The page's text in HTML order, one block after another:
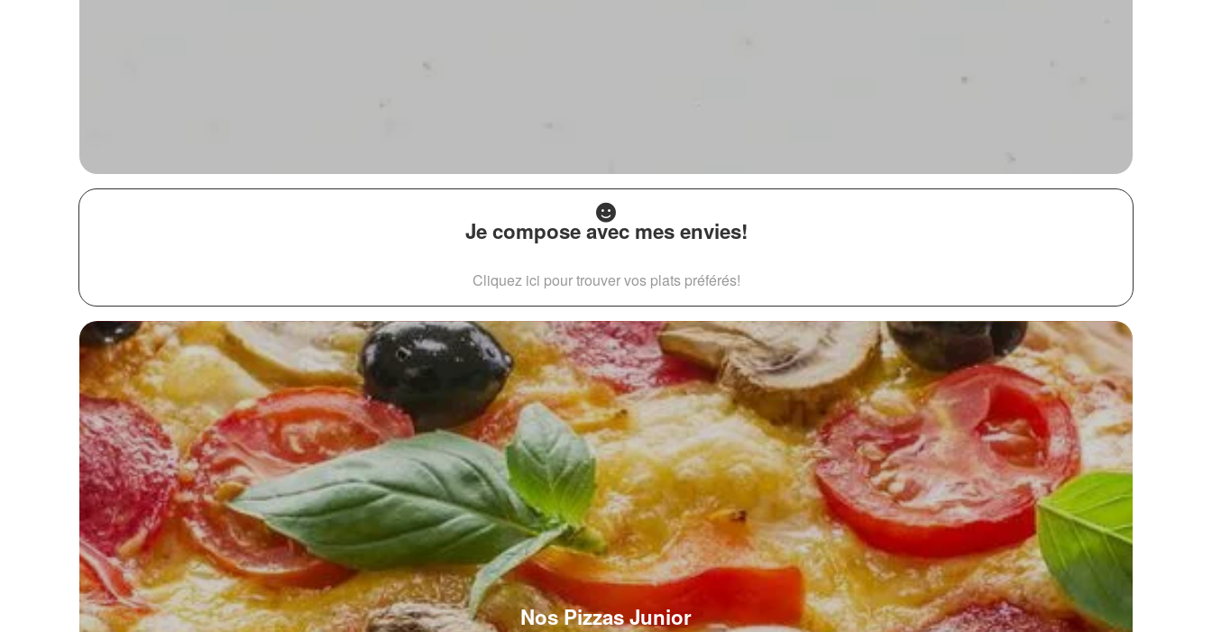
Je compose avec mes envies!
Cliquez ici pour trouver vos plats préférés!
Nos Pizzas Junior